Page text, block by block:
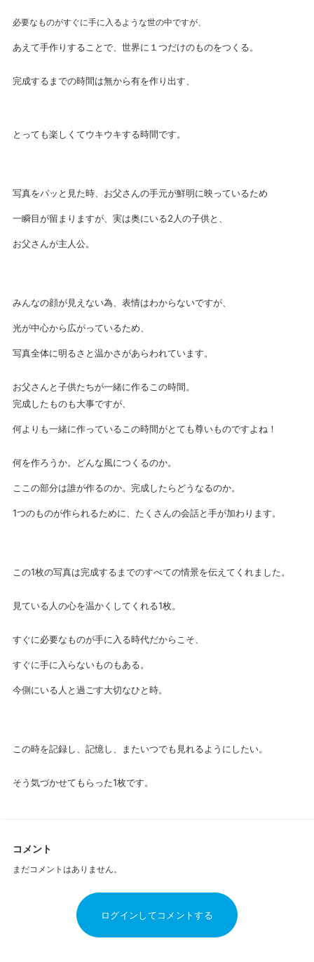
必要なものがすぐに手に入るような世の中ですが、
あえて手作りすることで、世界に１つだけのものをつくる。
完成するまでの時間は無から有を作り出す、
とっても楽しくてウキウキする時間です。
写真をパッと見た時、お父さんの手元が鮮明に映っているため
一瞬目が留まりますが、実は奥にいる2人の子供と、
お父さんが主人公。
みんなの顔が見えない為、表情はわからないですが、
光が中心から広がっているため、
写真全体に明るさと温かさがあらわれています。
お父さんと子供たちが一緒に作るこの時間。
完成したものも大事ですが、
何よりも一緒に作っているこの時間がとても尊いものですよね！
何を作ろうか。どんな風につくるのか。
ここの部分は誰が作るのか。完成したらどうなるのか。
1つのものが作られるために、たくさんの会話と手が加わります。
この1枚の写真は完成するまでのすべての情景を伝えてくれました。
見ている人の心を温かくしてくれる1枚。
すぐに必要なものが手に入る時代だからこそ、
すぐに手に入らないものもある。
今側にいる人と過ごす大切なひと時。
この時を記録し、記憶し、またいつでも見れるようにしたい。
そう気づかせてもらった1枚です。
コメント
まだコメントはありません。
ログインしてコメントする